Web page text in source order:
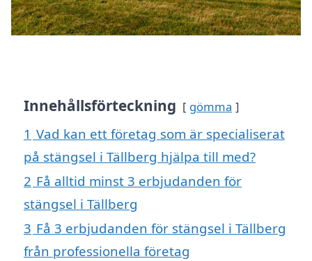
Innehållsförteckning gömma
1 Vad kan ett företag som är specialiserat
på stängsel i Tällberg hjälpa till med?
2 Få alltid minst 3 erbjudanden för
stängsel i Tällberg
3 Få 3 erbjudanden för stängsel i Tällberg
från professionella företag